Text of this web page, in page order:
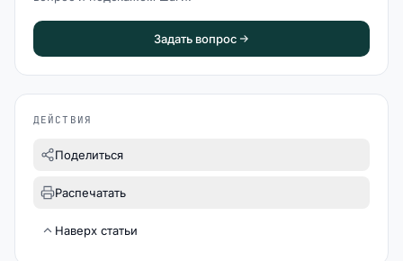
Задать вопрос
ДЕЙСТВИЯ
Поделиться
Распечатать
Наверх статьи